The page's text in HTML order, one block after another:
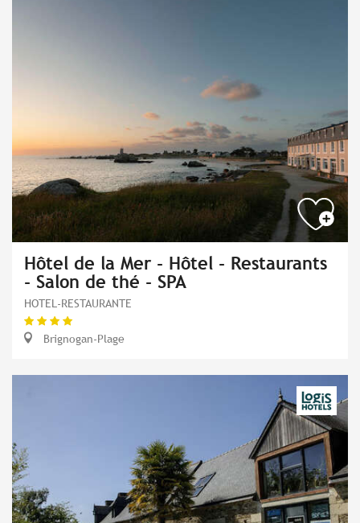
Hôtel de la Mer - Hôtel - Restaurants
- Salon de thé - SPA
HOTEL-RESTAURANTE
Brignogan-Plage